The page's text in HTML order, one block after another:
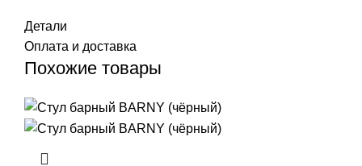
Детали
Оплата и доставка
Похожие товары